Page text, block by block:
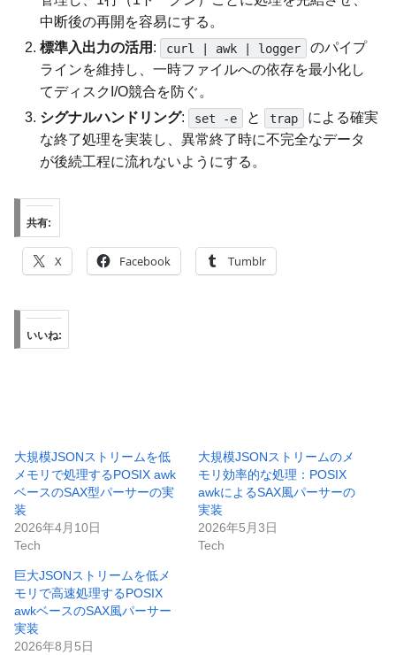
中断後の再開を容易にする。
標準入出力の活用 : curl | awk | logger
のパイプ
ラインを維持し、一時ファイルへの依存を最小化し
てディスクI/O競合を防ぐ。
シグナルハンドリング: set -e と trap
による確実
な終了処理を実装し、異常終了時に不完全なデータ
が後続工程に流れないようにする。
共有:
X Facebook Tumblr
いいね:
大規模JSONストリームを低
メモリで処理するPOSIX awk
ベースのSAX型パーサーの実
装
2026年4月10日
Tech
大規模JSONストリームのメ
モリ効率的な処理：POSIX
awkによるSAX風パーサーの
実装
2026年5月3日
Tech
巨大JSONストリームを低メ
モリで高速処理するPOSIX
awkベースのSAX風パーサー
実装
2026年8月5日